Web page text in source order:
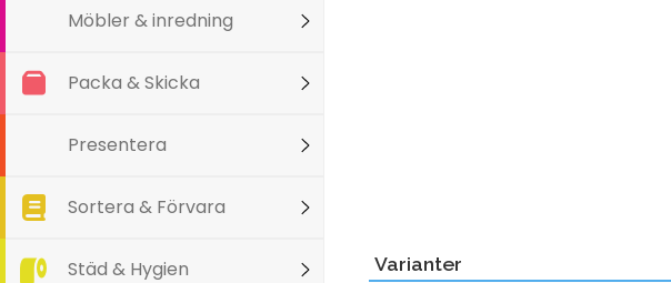
Möbler & inredning
Packa & Skicka
Presentera
Sortera & Förvara
Städ & Hygien Varianter